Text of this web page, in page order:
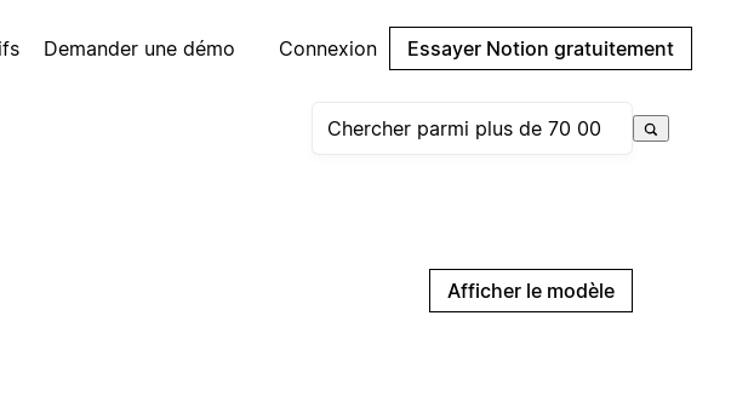
Demander une démo Connexion Essayer Notion gratuitement
Afficher le modèle